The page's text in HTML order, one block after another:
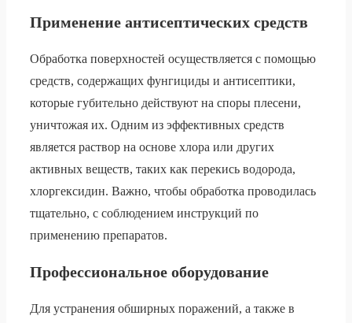
Применение антисептических средств
Обработка поверхностей осуществляется с помощью
средств, содержащих фунгициды и антисептики,
которые губительно действуют на споры плесени,
уничтожая их. Одним из эффективных средств
является раствор на основе хлора или других
активных веществ, таких как перекись водорода,
хлоргексидин. Важно, чтобы обработка проводилась
тщательно, с соблюдением инструкций по
применению препаратов.
Профессиональное оборудование
Для устранения обширных поражений, а также в